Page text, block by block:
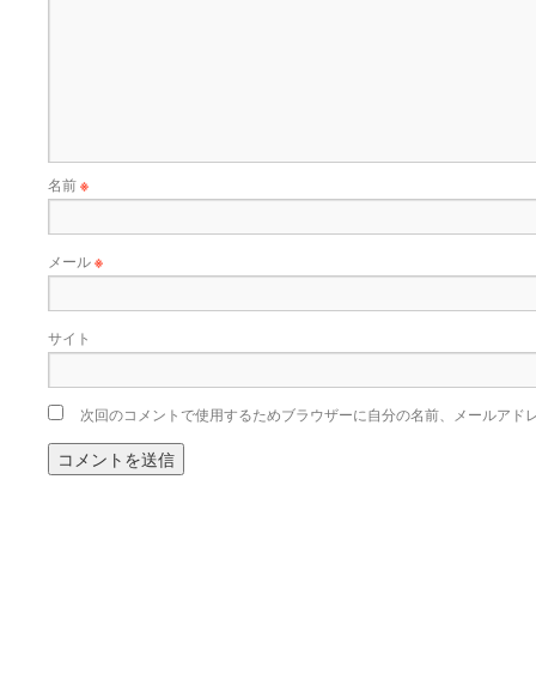
名前※
メール※
サイト
次回のコメントで使用するためブラウザーに自分の名前、メールアド